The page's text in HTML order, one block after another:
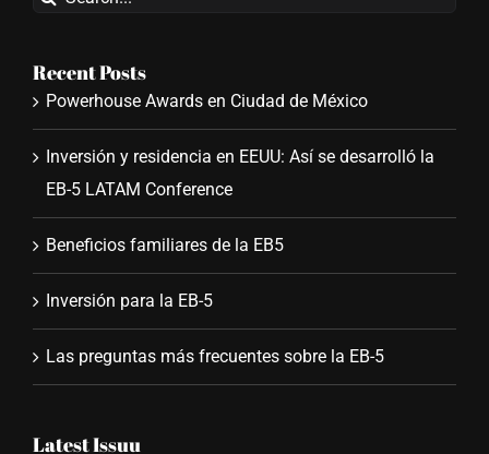
Recent Posts
Powerhouse Awards en Ciudad de México
Inversión y residencia en EEUU: Así se desarrolló la
EB-5 LATAM Conference
Beneficios familiares de la EB5
Inversión para la EB-5
Las preguntas más frecuentes sobre la EB-5
Latest Issuu